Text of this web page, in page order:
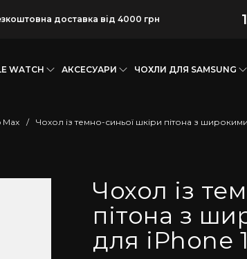
доставка від 4000 грн
WATCH АКСЕСУАРИ ЧОХЛИ ДЛЯ SAMSUNG
Max / Чохол із темно-синьої шкіри пітона з
Чохол із
пітона з
для iPhone